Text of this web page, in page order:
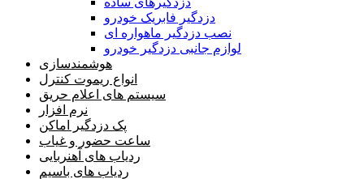
دزدگیر فابریک خودرو
نصب دزدگیر ماهواره ای
لوازم جانبی دزدگیر خودرو
هوشمندسازی
انواع ریموت کنترل
سیستم های اعلام حریق
نرم افزار
پک دزدگیر اماکن
ساعت حضور و غیاب
ردیاب های آهنربایی
ردیاب های باسیم